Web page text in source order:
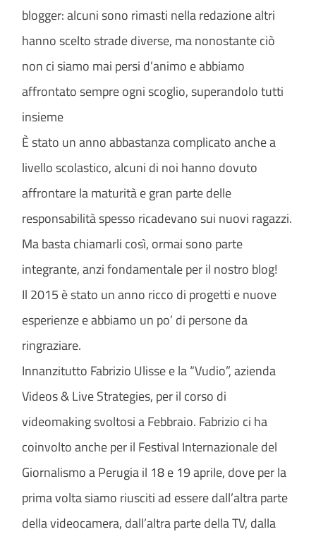
blogger: alcuni sono rimasti nella redazione altri
hanno scelto strade diverse, ma nonostante ciò
non ci siamo mai persi d’animo e abbiamo
affrontato sempre ogni scoglio, superandolo tutti
insieme
È stato un anno abbastanza complicato anche a
livello scolastico, alcuni di noi hanno dovuto
affrontare la maturità e gran parte delle
responsabilità spesso ricadevano sui nuovi ragazzi.
Ma basta chiamarli così, ormai sono parte
integrante, anzi fondamentale per il nostro blog!
Il 2015 è stato un anno ricco di progetti e nuove
esperienze e abbiamo un po’ di persone da
ringraziare.
Innanzitutto Fabrizio Ulisse e la “Vudio”, azienda
Videos & Live Strategies, per il corso di
videomaking svoltosi a Febbraio. Fabrizio ci ha
coinvolto anche per il Festival Internazionale del
Giornalismo a Perugia il 18 e 19 aprile, dove per la
prima volta siamo riusciti ad essere dall’altra parte
della videocamera, dall’altra parte della TV, dalla